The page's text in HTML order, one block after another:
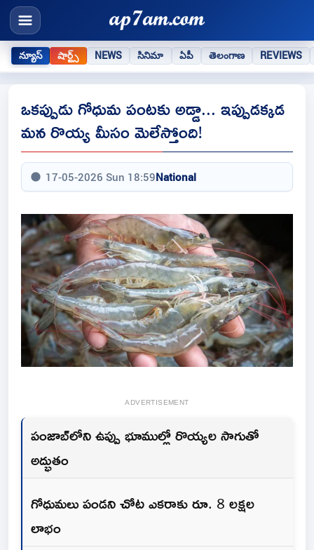
న్యూస్ షార్ట్స్ NEWS సినిమా ఏపీ తెలంగాణ REVIEWS
ఒకప్పుడు గోధుమ పంటకు అడ్డా... ఇప్పుడక్కడ
మన రొయ్య మీసం మెలేస్తోంది!
17-05-2026 Sun 18:59National
ADVERTISEMENT
పంజాబ్‌లోని ఉప్పు భూముల్లో రొయ్యల సాగుతో
అద్భుతం
గోధుమలు పండని చోట ఎకరాకు రూ. 8 లక్షల
లాభం